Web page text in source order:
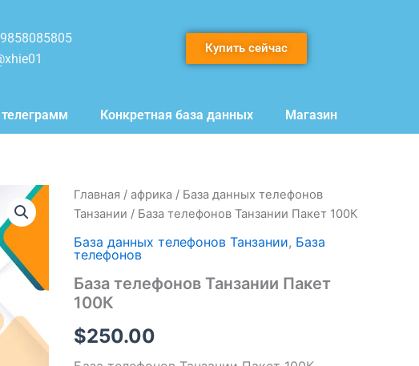
Купить сейчас
Конкретная база данных Магазин
Главная / африка / База данных телефонов
Танзании / База телефонов Танзании Пакет 100К
База данных телефонов Танзании, База
телефонов
База телефонов Танзании Пакет
100К
$250.00
Количество
товара
телефонов
Танзании
100К